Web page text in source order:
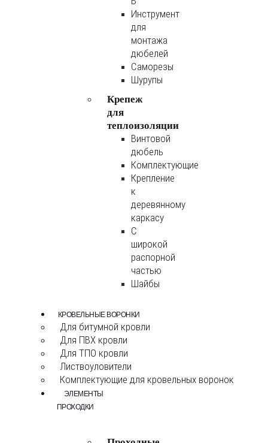
Инструмент
для
монтажа
дюбелей
Саморезы
Шурупы
Крепеж
для
теплоизоляции
Винтовой
дюбель
Комплектующие
Крепление
к
деревянному
каркасу
С
широкой
распорной
частью
Шайбы
КРОВЕЛЬНЫЕ ВОРОНКИ
Для битумной кровли
Для ПВХ кровли
Для ТПО кровли
Листвоуловители
Комплектующие для кровельных воронок
ЭЛЕМЕНТЫ
ПРОХОДКИ